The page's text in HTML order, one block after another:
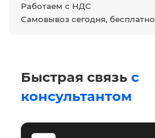
Работаем с НДС
Самовывоз сегодня, бесплатно
Быстрая связь с
консультантом